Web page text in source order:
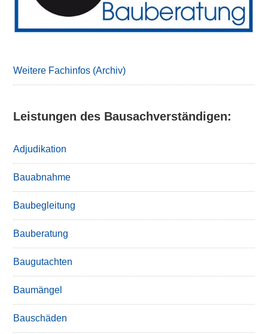
Weitere Fachinfos (Archiv)
Leistungen des Bausachverständigen:
Adjudikation
Bauabnahme
Baubegleitung
Bauberatung
Baugutachten
Baumängel
Bauschäden